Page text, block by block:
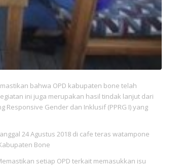
bahwa OPD kabupaten bone telah
ini juga merupakan hasil tindak lanjut dari
Gender dan Inklusif (PPRG I) yang
24 Agustus 2018 di cafe teras watampone
Bone
setiap OPD terkait memasukkan isu